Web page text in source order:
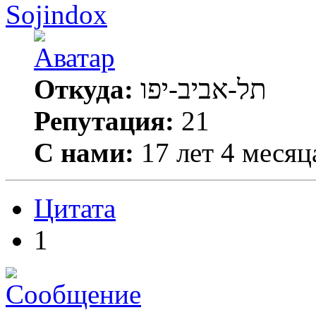
Sojindox
Откуда: תל-אביב-יפו
Репутация: 21
С нами: 17 лет 4
Цитата
1